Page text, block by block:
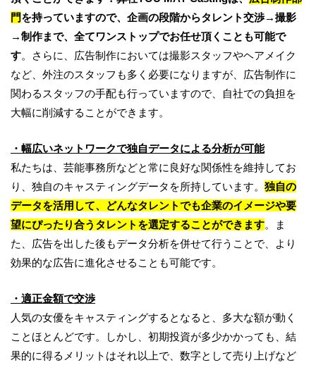
門を持っていますので、企画の段階からタレント交渉→撮影
→制作まで、全てワンストップでお任せ頂くことも可能で
す。さらに、広告制作においては撮影スタッフやヘアメイク
など、外注のスタッフも多く必要になりますが、広告制作に
関わるスタッフの手配も行っていますので、自社での負担を
大幅に削減することができます。
・幅広いネットワークで独自データによる分析が可能
私たちは、芸能事務所などと常に良好な関係性を維持してお
り、独自のキャスティングデータを所持しています。 独自の
データを活用して、どんなタレントでも企業のイメージや要
望にぴったり合うタレントを選定することができます。ま
た、広告を出した後もデータ分析を併せて行うことで、より
効果的な広告に進化させることも可能です。
・適正金額で交渉
人気の女優をキャスティングするとなると、多大な額が動く
ことほとんどです。しかし、初期投資が多少かかっても、結
果的に得るメリットはそれ以上で、数字として売り上げなど